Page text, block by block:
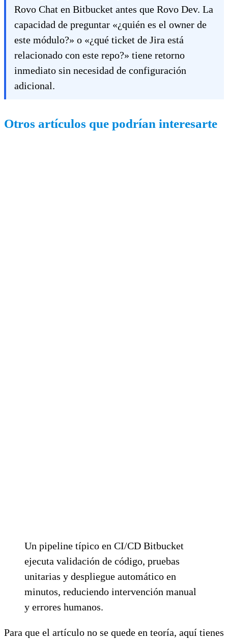
Rovo Chat en Bitbucket antes que Rovo Dev. La
capacidad de preguntar «¿quién es el owner de
este módulo?» o «¿qué ticket de Jira está
relacionado con este repo?» tiene retorno
inmediato sin necesidad de configuración
adicional.
Otros artículos que podrían interesarte
Un pipeline típico en CI/CD Bitbucket
ejecuta validación de código, pruebas
unitarias y despliegue automático en
minutos, reduciendo intervención manual
y errores humanos.
Para que el artículo no se quede en teoría, aquí tienes